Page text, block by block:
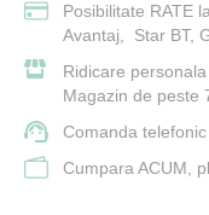
Posibilitate RATE
Avantaj, Star BT,
Ridicare
Magazin de peste
Comanda
Cumpara ACUM,